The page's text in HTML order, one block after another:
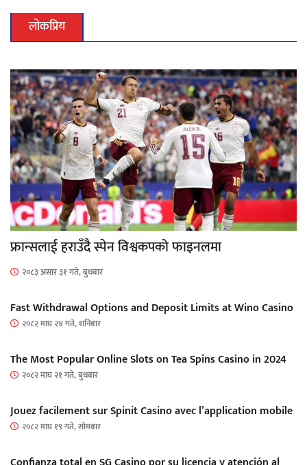
लोकप्रिय
फ्रान्सलाई हराउँदै स्पेन विश्वकपको फाइनलमा
२०८३ असार ३१ गते, बुधबार
Fast Withdrawal Options and Deposit Limits at Wino Casino
२०८२ माघ २४ गते, शनिबार
The Most Popular Online Slots on Tea Spins Casino in 2024
२०८२ माघ २१ गते, बुधबार
Jouez facilement sur Spinit Casino avec l’application mobile
२०८२ माघ १९ गते, सोमबार